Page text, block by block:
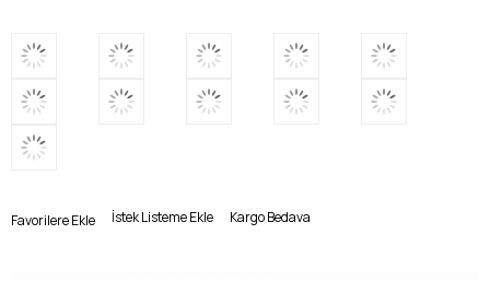
Favorilere Ekle İstek Listeme Ekle Kargo Bedava